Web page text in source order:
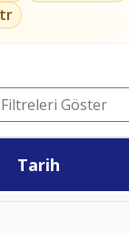
Filtreleri Göster
Tarih